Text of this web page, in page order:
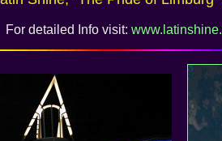
For detailed Info visit: